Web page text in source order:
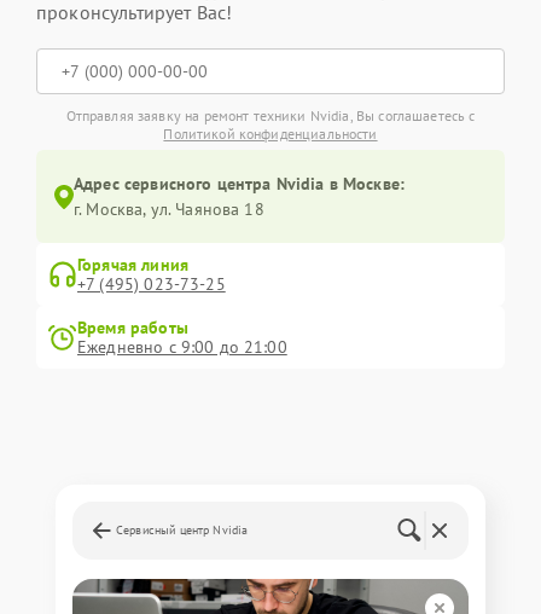
проконсультирует Вас!
Отправляя заявку на ремонт техники Nvidia, Вы соглашаетесь с
Политикой конфиденциальности
Адрес сервисного центра Nvidia в Москве:
г. Москва, ул. Чаянова 18
Горячая линия
+7 (495) 023-73-25
Время работы
Ежедневно с 9:00 до 21:00
Сервисный центр Nvidia